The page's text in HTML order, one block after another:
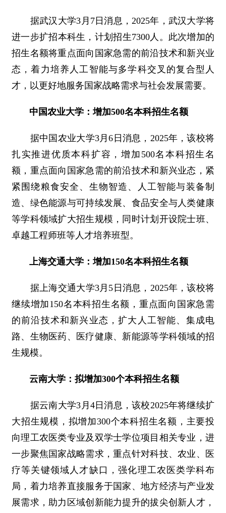
据武汉大学3月7日消息，2025年，武汉大学将
进一步扩招本科生，计划招生7300人。此次增加的
招生名额将重点面向国家急需的前沿技术和新兴业
态，着力培养人工智能与多学科交叉的复合型人
才，以更好地服务国家战略需求与社会发展需要。
中国农业大学：增加500名本科招生名额
据中国农业大学3月6日消息，2025年，该校将
扎实推进优质本科扩容，增加500名本科招生名
额，重点面向国家急需的前沿技术和新兴业态，紧
紧围绕粮食安全、生物智造、人工智能与装备制
造、绿色能源与可持续发展、食品安全与人类健康
等学科领域扩大招生规模，同时计划开设院士班、
卓越工程师班等人才培养班型。
上海交通大学：增加150名本科招生名额
据上海交通大学3月5日消息，2025年，该校将
继续增加150名本科招生名额，重点面向国家急需
的前沿技术和新兴业态，扩大人工智能、集成电
路、生物医药、医疗健康、新能源等学科领域的招
生规模。
云南大学：拟增加300个本科招生名额
据云南大学3月4日消息，该校2025年将继续扩
大招生规模，拟增加300个本科招生名额，主要投
向理工农医类专业及双学士学位项目相关专业，进
一步聚焦国家战略需求，重点针对科技、农业、医
疗等关键领域人才缺口，强化理工农医类学科布
局，着力培养直接服务于国家、地方经济与产业发
展需求，助力区域创新能力提升的拔尖创新人才，